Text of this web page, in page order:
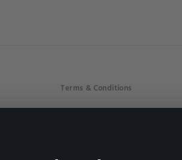
Terms & Conditions